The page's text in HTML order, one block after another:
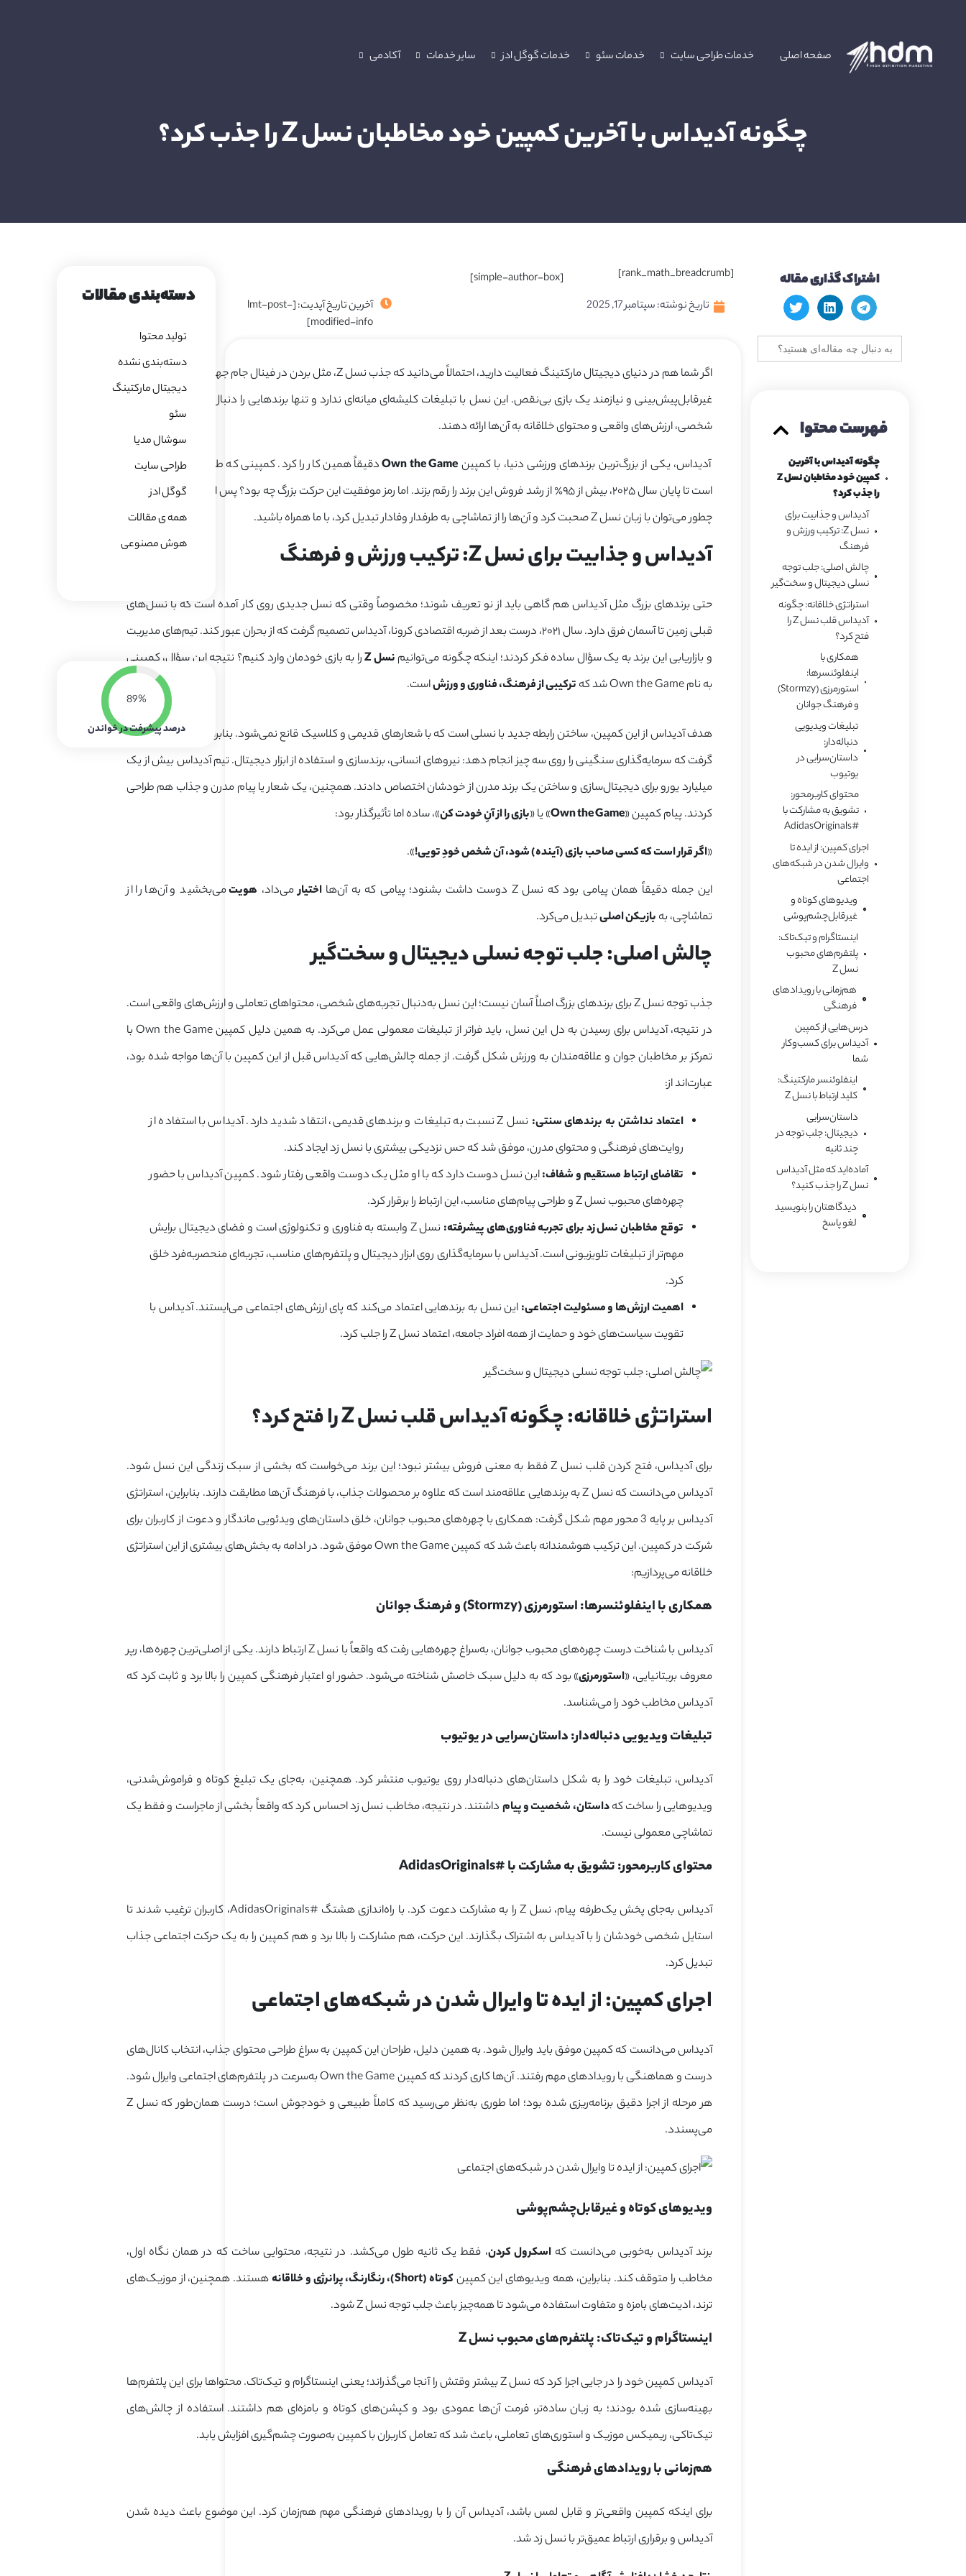
صفحه اصلی خدمات طراحی سایت خدمات سئو خدمات گوگل ادز سایر خدمات آکادمی
چگونه آدیداس با آخرین کمپین خود مخاطبان نسل Z را جذب کرد؟
اشتراک گذاری مقاله
جستجو
برای:
فهرست محتوا
چگونه آدیداس با آخرین
کمپین خود مخاطبان نسل Z
را جذب کرد؟
آدیداس و جذابیت برای
نسل Z: ترکیب ورزش و
فرهنگ
چالش اصلی: جلب توجه
نسلی دیجیتال و سخت‌گیر
استراتژی خلاقانه: چگونه
آدیداس قلب نسل Z را
فتح کرد؟
همکاری با
اینفلوئنسرها:
استورمرزی (Stormzy)
و فرهنگ جوانان
تبلیغات ویدیویی
دنباله‌دار:
داستان‌سرایی در
یوتیوب
محتوای کاربرمحور:
تشویق به مشارکت با
#AdidasOriginals
اجرای کمپین: از ایده تا
وایرال شدن در شبکه‌های
اجتماعی
ویدیوهای کوتاه و
غیرقابل‌چشم‌پوشی
اینستاگرام و تیک‌تاک:
پلتفرم‌های محبوب
نسل Z
هم‌زمانی با رویدادهای
فرهنگی
درس‌هایی از کمپین
آدیداس برای کسب‌وکار
شما
اینفلوئنسر مارکتینگ:
کلید ارتباط با نسل Z
داستان‌سرایی
دیجیتال: جلب توجه در
چند ثانیه
آماده‌اید که مثل آدیداس
نسل Z را جذب کنید؟
دیدگاهتان را بنویسید
لغو پاسخ
[rank_math_breadcrumb]
تاریخ نوشته:سپتامبر 17, 2025
[simple-author-box]
آخرین تاریخ آپدیت: [lmt-post-
modified-info]
اگر شما هم در دنیای دیجیتال مارکتینگ فعالیت دارید، احتمالاً می‌دانید که جذب نسل Z، مثل بردن در فینال جام جهانی است؛ پر از رقابت،
غیرقابل‌پیش‌بینی و نیازمند یک بازی بی‌نقص. این نسل با تبلیغات کلیشه‌ای میانه‌ای ندارد و تنها برندهایی را دنبال می‌کند که تجربه‌ای
شخصی، ارزش‌های واقعی و محتوای خلاقانه به آن‌ها ارائه دهند.
آدیداس، یکی از بزرگ‌ترین برندهای ورزشی دنیا، با کمپین Own the Gameدقیقاً همین کار را کرد. کمپینی که طبق پیش‌بینی‌ها قرار
است تا پایان سال ۲۰۲۵، بیش از ۹۵٪ از رشد فروش این برند را رقم بزند. اما رمز موفقیت این حرکت بزرگ چه بود؟ پس اگر می‌خواهید بدانید
چطور می‌توان با زبان نسل Z صحبت کرد و آن‌ها را از تماشاچی به طرفدار وفادار تبدیل کرد، با ما همراه باشید.
آدیداس و جذابیت برای نسل Z: ترکیب ورزش و فرهنگ
حتی برندهای بزرگ مثل آدیداس هم گاهی باید از نو تعریف شوند؛ مخصوصاً وقتی که نسل جدیدی روی کار آمده است که با نسل‌های
قبلی زمین تا آسمان فرق دارد. سال ۲۰۲۱، درست بعد از ضربه اقتصادی کرونا، آدیداس تصمیم گرفت که از بحران عبور کند. تیم‌های مدیریت
و بازاریابی این برند به یک سؤال ساده فکر کردند؛ اینکه چگونه می‌توانیم نسل Z را به بازی خودمان وارد کنیم؟ نتیجه این سؤال، کمپینی
به نام Own the Game شد که
ترکیبی از فرهنگ، فناوری و ورزشاست.
هدف آدیداس از این کمپین، ساختن رابطه جدید با نسلی است که با شعارهای قدیمی و کلاسیک قانع نمی‌شود. بنابراین، آدیداس تصمیم
گرفت که سرمایه‌گذاری سنگینی را روی سه چیز انجام دهد: نیروهای انسانی، برندسازی و استفاده از ابزار دیجیتال. تیم آدیداس بیش از یک
میلیارد یورو برای دیجیتال‌سازی و ساختن یک برند مدرن از خودشان اختصاص دادند. همچنین، یک شعار یا پیام مدرن و جذاب هم طراحی
کردند. پیام کمپین «Own the Game» یا «بازی را از آنِ خودت کن»، ساده اما تأثیرگذار بود:
«اگر قرار است که کسی صاحب بازی (آینده) شود، آن شخص خودِ تویی!».
این جمله دقیقاً همان پیامی بود که نسل Z دوست داشت بشنود؛ پیامی که به آن‌ها اختیارمی‌داد، هویتمی‌بخشید و آن‌ها را از
تماشاچی، به بازیکن اصلیتبدیل می‌کرد.
چالش اصلی: جلب توجه نسلی دیجیتال و سخت‌گیر
جذب توجه نسل Z برای برندهای بزرگ اصلاً آسان نیست؛ این نسل به‌دنبال تجربه‌های شخصی، محتواهای تعاملی و ارزش‌های واقعی است.
در نتیجه، آدیداس برای رسیدن به دل این نسل، باید فراتر از تبلیغات معمولی عمل می‌کرد. به همین دلیل کمپین Own the Game با
تمرکز بر مخاطبان جوان و علاقه‌مندان به ورزش شکل گرفت. از جمله چالش‌هایی که آدیداس قبل از این کمپین با آن‌ها مواجه شده بود،
عبارت‌اند از:
اعتماد نداشتن به برندهای سنتی:
نسل Z نسبت به تبلیغات و برندهای قدیمی، انتقاد شدید دارد. آدیداس با استفاده از
روایت‌های فرهنگی و محتوای مدرن، موفق شد که حس نزدیکی بیشتری با نسل زد ایجاد کند.
تقاضای ارتباط مستقیم و شفاف:این نسل دوست دارد که با او مثل یک دوست واقعی رفتار شود. کمپین آدیداس با حضور
چهره‌های محبوب نسل Z و طراحی پیام‌های مناسب، این ارتباط را برقرار کرد.
توقع مخاطبان نسل زد برای تجربه فناوری‌های پیشرفته:
نسل Z وابسته به فناوری و تکنولوژی است و فضای دیجیتال برایش
مهم‌تر از تبلیغات تلویزیونی است. آدیداس با سرمایه‌گذاری روی ابزار دیجیتال و پلتفرم‌های مناسب، تجربه‌ای منحصر‌به‌فرد خلق
کرد.
اهمیت ارزش‌ها و مسئولیت اجتماعی: این نسل به برندهایی اعتماد می‌کند که پای ارزش‌های اجتماعی می‌ایستند. آدیداس با
تقویت سیاست‌های خود و حمایت از همه افراد جامعه، اعتماد نسل Z را جلب کرد.
استراتژی خلاقانه: چگونه آدیداس قلب نسل Z را فتح کرد؟
برای آدیداس، فتح کردن قلب نسل Z فقط به معنی فروش بیشتر نبود؛ این برند می‌خواست که بخشی از سبک زندگی این نسل شود.
آدیداس می‌دانست که نسل Z به برندهایی علاقه‌مند است که علاوه بر محصولات جذاب، با فرهنگ آن‌ها مطابقت دارند. بنابراین، استراتژی
آدیداس بر پایه 3 محور مهم شکل گرفت: همکاری با چهره‌های محبوب جوانان، خلق داستان‌های ویدئویی ماندگار و دعوت از کاربران برای
شرکت در کمپین. این ترکیب هوشمندانه باعث شد که کمپین Own the Game موفق شود. در ادامه به بخش‌های بیشتری از این استراتژی
خلاقانه می‌پردازیم:
همکاری با اینفلوئنسرها: استورمرزی (Stormzy) و فرهنگ جوانان
آدیداس با شناخت درست چهره‌های محبوب جوانان، به‌سراغ چهره‌هایی رفت که واقعاً با نسل Z ارتباط دارند. یکی از اصلی‌ترین چهره‌ها، رپر
معروف بریتانیایی، «استورمرزی» بود که به دلیل سبک خاصش شناخته می‌شود. حضور او اعتبار فرهنگی کمپین را بالا برد و ثابت کرد که
آدیداس مخاطب خود را می‌شناسد.
تبلیغات ویدیویی دنباله‌دار: داستان‌سرایی در یوتیوب
آدیداس، تبلیغات خود را به شکل داستان‌های دنباله‌دار روی یوتیوب منتشر کرد. همچنین، به‌جای یک تبلیغ کوتاه و فراموش‌شدنی،
ویدیوهایی را ساخت کهداستان، شخصیت و پیام داشتند. در نتیجه، مخاطب نسل زد احساس کرد که واقعاً بخشی از ماجراست و فقط یک
تماشاچی معمولی نیست.
محتوای کاربرمحور: تشویق به مشارکت با #AdidasOriginals
آدیداس به‌جای پخش یک‌طرفه پیام، نسل Z را به مشارکت دعوت کرد. با راه‌اندازی هشتگ #AdidasOriginals، کاربران ترغیب شدند تا
استایل شخصی خودشان را با آدیداس به اشتراک بگذارند. این حرکت، هم مشارکت را بالا برد و هم کمپین را به یک حرکت اجتماعی جذاب
تبدیل کرد.
اجرای کمپین: از ایده تا وایرال شدن در شبکه‌های اجتماعی
آدیداس می‌دانست که کمپین موفق باید وایرال شود. به همین دلیل، طراحان این کمپین به سراغ طراحی محتوای جذاب، انتخاب کانال‌های
درست و هماهنگی با رویدادهای مهم رفتند. آن‌ها کاری کردند که کمپین Own the Game به‌سرعت در پلتفرم‌های اجتماعی وایرال شود.
هر مرحله از اجرا دقیق برنامه‌ریزی شده بود؛ اما طوری به‌نظر می‌رسید که کاملاً طبیعی و خودجوش است؛ درست همان‌طور که نسل Z
می‌پسندد.
ویدیوهای کوتاه و غیرقابل‌چشم‌پوشی
برند آدیداس به‌خوبی می‌دانست کهاسکرول کردن، فقط یک ثانیه طول می‌کشد. در نتیجه، محتوایی ساخت که در همان نگاه اول،
مخاطب را متوقف کند. بنابراین، همه ویدیوهای این کمپینکوتاه (Short)، رنگارنگ، پرانرژی و خلاقانههستند. همچنین، از موزیک‌های
ترند، ادیت‌های بامزه و متفاوت استفاده می‌شود تا همه‌چیز باعث جلب توجه نسل Z شود.
اینستاگرام و تیک‌تاک: پلتفرم‌های محبوب نسل Z
آدیداس کمپین خود را در جایی اجرا کرد که نسل Z بیشتر وقتش را آنجا می‌گذراند؛ یعنی اینستاگرام و تیک‌تاک. محتواها برای این پلتفرم‌ها
بهینه‌سازی شده بودند؛ به زبان ساده‌تر، فرمت آن‌ها عمودی بود و کپشن‌های کوتاه و بامزه‌ای هم داشتند. استفاده از چالش‌های
تیک‌تاکی، ریمیکس موزیک و استوری‌های تعاملی، باعث شد که تعامل کاربران با کمپین به‌صورت چشم‌گیری افزایش یابد.
هم‌زمانی با رویدادهای فرهنگی
برای اینکه کمپین واقعی‌تر و قابل لمس باشد، آدیداس آن را با رویدادهای فرهنگی مهم هم‌زمان کرد. این موضوع باعث دیده شدن
آدیداس و برقراری ارتباط عمیق‌تر با نسل زد شد.
دسته‌بندی مقالات
تولید محتوا
دسته‌بندی نشده
دیجیتال مارکتینگ
سئو
سوشال مدیا
طراحی سایت
گوگل ادز
همه ی مقالات
هوش مصنوعی
89%
درصد پیشرفت در خواندن